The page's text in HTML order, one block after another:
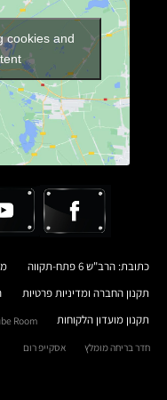
cookies and
כתובת: הרב"ש 6 פתח-תקווה
תקנון החברה ומדיניות פרטיות
תקנון מועדון הלקוחות
Room
חדר בריחה מומלץ
אסקייפ רום